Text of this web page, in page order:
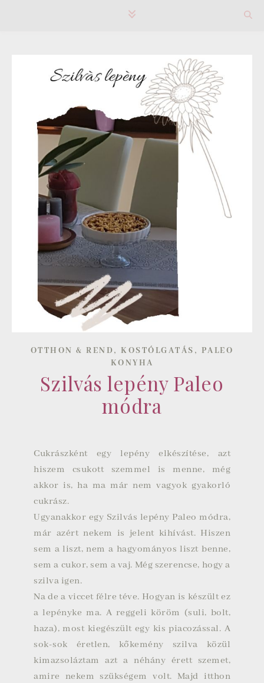
OTTHON & REND ,KOSTÓLGATÁS , PALEO
KONYHA
Szilvás lepény Paleo
módra
Cukrászként egy lepény elkészítése, azt
hiszem csukott szemmel is menne, még
akkor is, ha ma már nem vagyok gyakorló
cukrász.
Ugyanakkor egy Szilvás lepény Paleo módra,
már azért nekem is jelent kihívást. Hiszen
sem a liszt, nem a hagyományos liszt benne,
sem a cukor, sem a vaj. Még szerencse, hogy a
szilva igen.
Na de a viccet félre téve. Hogyan is készült ez
a lepényke ma. A reggeli köröm (suli, bolt,
haza), most kiegészült egy kis piacozással. A
sok-sok éretlen, kőkemény szilva közül
kimazsoláztam azt a néhány érett szemet,
amire nekem szükségem volt. Majd itthon